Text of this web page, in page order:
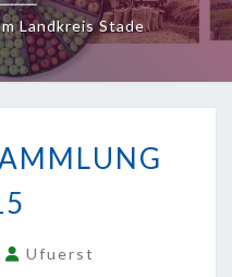
Landkreis Stade
Ufuerst